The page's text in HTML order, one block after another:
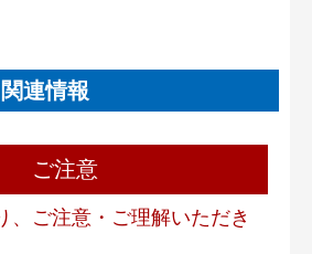
連情報
ご注意
、ご注意・ご理解いただき